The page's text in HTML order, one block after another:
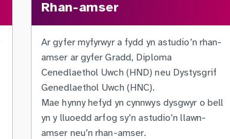
Rhan-amser
Ar gyfer myfyrwyr a fydd yn astudio’n rhan-
amser ar gyfer Gradd, Diploma
Cenedlaethol Uwch (HND) neu Dystysgrif
Genedlaethol Uwch (HNC).
Mae hynny hefyd yn cynnwys dysgwyr o bell
yn y lluoedd arfog sy’n astudio’n llawn-
amser neu’n rhan-amser.